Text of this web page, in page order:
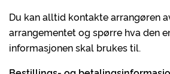
Du kan alltid kontakte arrangøren
arrangementet og spørre hva den
informasjonen skal brukes til.